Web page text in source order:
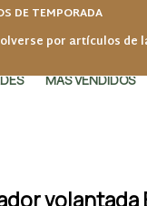
DE TEMPORADA
por artículos de
MÁS VENDIDOS
volantada